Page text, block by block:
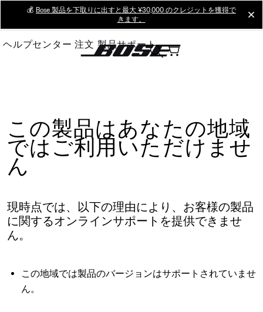
Main
💰 Bose 製品を下取りに出すと最大 ¥30,000 のクレジットを獲得で
きます。
ヘルプセンター 注文 製品サポート
この製品はあなたの地域
ではご利用いただけませ
ん
現時点では、以下の理由により、お客様の製品
に関するオンラインサポートを提供できませ
ん。
この地域では製品のバージョンはサポートされていませ
ん。